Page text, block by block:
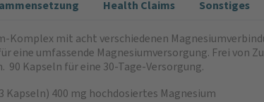
Health Claims Sonstiges
mit acht verschiedenen
eine umfassende Magnesiumversorgung. Frei von
Kapseln für eine 30-Tage-Versorgung.
Kapseln) 400 mg hoch­dosiertes Magnesium